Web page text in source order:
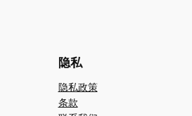
隐私
隐私政策
条款